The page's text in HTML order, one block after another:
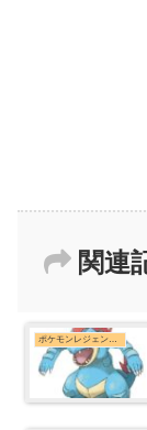
関連
ポケモンレジェンズZ-Aまとめ